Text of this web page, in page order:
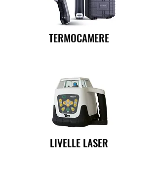
TERMOCAMERE
LIVELLE LASER